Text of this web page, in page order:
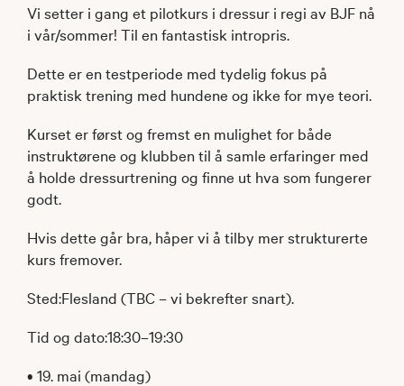
Vi setter i gang et pilotkurs i dressur i regi av BJF nå
i vår/sommer! Til en fantastisk intropris.
Dette er en testperiode med tydelig fokus på
praktisk trening med hundene og ikke for mye teori.
Kurset er først og fremst en mulighet for både
instruktørene og klubben til å samle erfaringer med
å holde dressurtrening og finne ut hva som fungerer
godt.
Hvis dette går bra, håper vi å tilby mer strukturerte
kurs fremover.
Sted:Flesland (TBC – vi bekrefter snart).
Tid og dato:18:30–19:30
• 19. mai (mandag)